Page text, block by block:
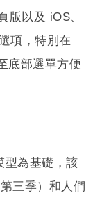
版以及 iOS、
項，特別在
底部選單方便
型為基礎，該
三季）和人們